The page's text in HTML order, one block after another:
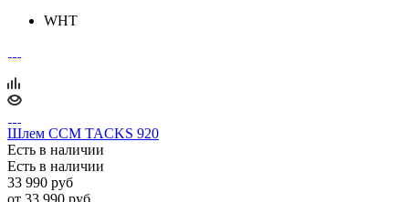
WHT
Шлем CCM TACKS 920
Есть в наличии
Есть в наличии
33 990 руб
от 33 990 руб